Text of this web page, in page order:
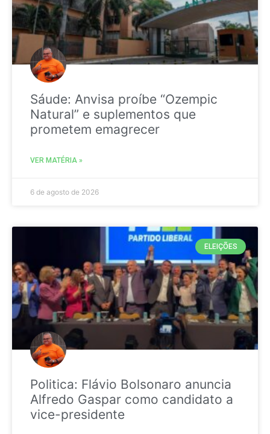
Sáude: Anvisa proíbe “Ozempic
Natural” e suplementos que
prometem emagrecer
VER MATÉRIA »
6 de agosto de 2026
ELEIÇÕES
Politica: Flávio Bolsonaro anuncia
Alfredo Gaspar como candidato a
vice-presidente